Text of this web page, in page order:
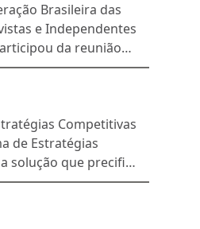
Brasileira das
e Independentes
da reunião
nessa segunda-
Mudança do Clima
para apresentar os
reversa de
Brasil. O encontro
das entidades
Competitivas
de Estratégias
solução que precifica
de forma
para os